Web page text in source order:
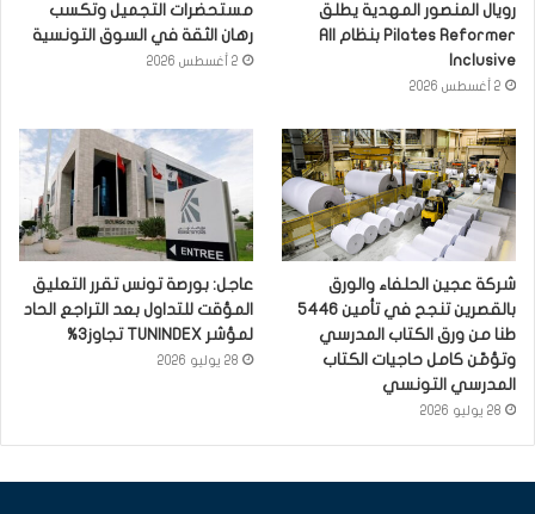
رويال المنصور المهدية يطلق
Pilates Reformer بنظام All
Inclusive
2 أغسطس 2026
مستحضرات التجميل وتكسب
رهان الثقة في السوق التونسية
2 أغسطس 2026
شركة عجين الحلفاء والورق
بالقصرين تنجح في تأمين 5446
طنا من ورق الكتاب المدرسي
وتؤمّن كامل حاجيات الكتاب
المدرسي التونسي
28 يوليو 2026
عاجل: بورصة تونس تقرر التعليق
المؤقت للتداول بعد التراجع الحاد
لمؤشر TUNINDEX تجاوز3%
28 يوليو 2026